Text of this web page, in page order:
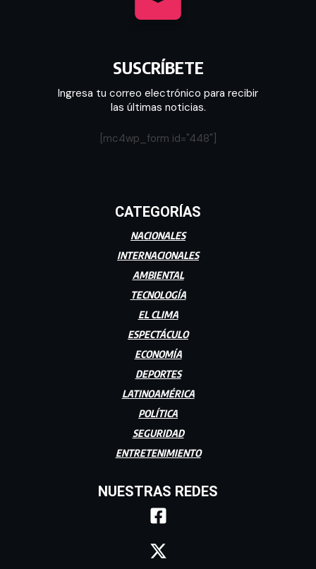
SUSCRÍBETE
Ingresa tu correo electrónico para recibir
las últimas noticias.
[mc4wp_form id="448"]
CATEGORÍAS
NACIONALES
INTERNACIONALES
AMBIENTAL
TECNOLOGÍA
EL CLIMA
ESPECTÁCULO
ECONOMÍA
DEPORTES
LATINOAMÉRICA
POLÍTICA
SEGURIDAD
ENTRETENIMIENTO
NUESTRAS REDES